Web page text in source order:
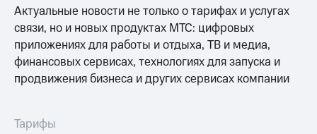
Актуальные новости не только о тарифах и услугах
связи, но и новых продуктах МТС: цифровых
приложениях для работы и отдыха, ТВ и медиа,
финансовых сервисах, технологиях для запуска и
продвижения бизнеса и других сервисах компании
Тарифы